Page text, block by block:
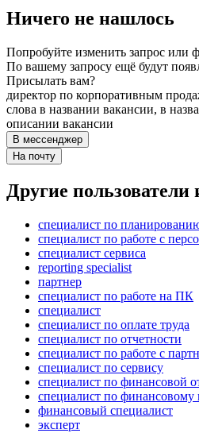
Ничего не нашлось
Попробуйте изменить запрос или
По вашему запросу ещё будут
Присылать вам?
директор по корпоративным
слова в названии вакансии, в
описании вакансии
В мессенджер
На почту
Другие
специалист по
специалист по работе с
специалист сервиса
reporting specialist
партнер
специалист по работе на ПК
специалист
специалист по оплате труда
специалист по отчетности
специалист по работе с
специалист по сервису
специалист по финансовой
специалист по
финансовый специалист
эксперт